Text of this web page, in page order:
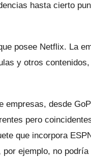
hasta cierto
posee Netflix. La
y otros
empresas, desde
pero
que incorpora
ejemplo, no podría